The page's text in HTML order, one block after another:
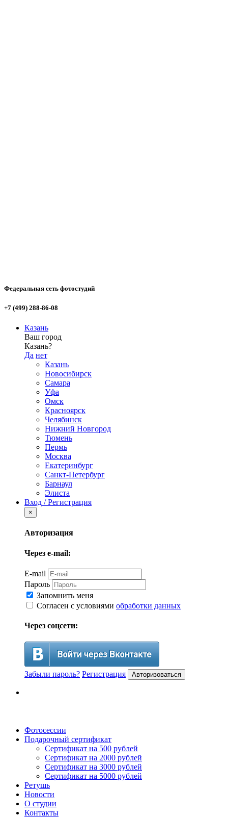
Федеральная сеть фотостудий
+7 (499) 288-86-08
Казань
Ваш город
Казань?
Да нет
Казань
Новосибирск
Самара
Уфа
Омск
Красноярск
Челябинск
Нижний Новгород
Тюмень
Пермь
Москва
Екатеринбург
Санкт-Петербург
Барнаул
Элиста
Вход / Регистрация
×
Авторизация
Через e-mail:
E-mail
Пароль
Запомнить меня
Согласен с условиями обработки данных
Через соцсети:
Забыли пароль? Регистрация Авторизоваться
Фотосессии
Подарочный сертификат
Сертификат на 500 рублей
Сертификат на 2000 рублей
Сертификат на 3000 рублей
Сертификат на 5000 рублей
Ретушь
Новости
О студии
Контакты